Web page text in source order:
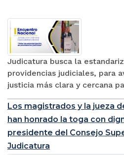
Judicatura busca la
providencias judiciales, para
justicia más clara y cercana
Los magistrados y la jueza
han honrado la toga con
presidente del Consejo
Judicatura